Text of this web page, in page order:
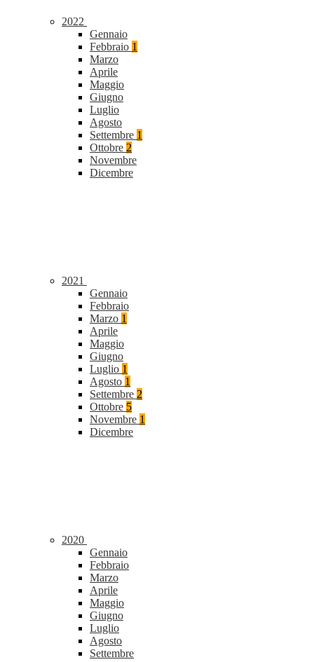
2022
Gennaio
Febbraio 1
Marzo
Aprile
Maggio
Giugno
Luglio
Agosto
Settembre 1
Ottobre 2
Novembre
Dicembre
2021
Gennaio
Febbraio
Marzo 1
Aprile
Maggio
Giugno
Luglio 1
Agosto 1
Settembre 2
Ottobre 5
Novembre 1
Dicembre
2020
Gennaio
Febbraio
Marzo
Aprile
Maggio
Giugno
Luglio
Agosto
Settembre